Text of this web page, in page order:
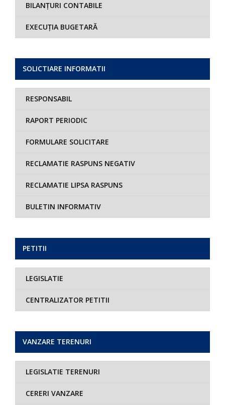
BILANȚURI CONTABILE
EXECUȚIA BUGETARĂ
SOLICTIARE INFORMATII
RESPONSABIL
RAPORT PERIODIC
FORMULARE SOLICITARE
RECLAMATIE RASPUNS NEGATIV
RECLAMATIE LIPSA RASPUNS
BULETIN INFORMATIV
PETITII
LEGISLATIE
CENTRALIZATOR PETITII
VANZARE TERENURI
LEGISLATIE TERENURI
CERERI VANZARE